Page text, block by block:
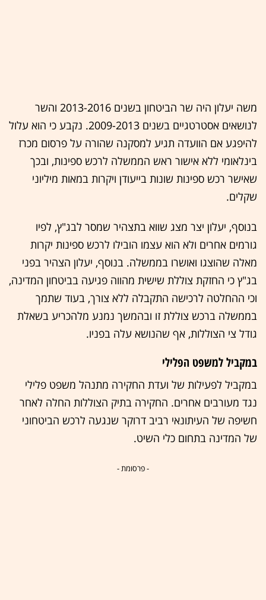
משה יעלון היה שר הביטחון בשנים 2013-2016 והשר
לנושאים אסטרטגיים בשנים 2009-2013. נקבע כי הוא עלול
להיפגע אם הוועדה תגיע למסקנה שהורה על פרסום מכרז
בינלאומי ללא אישור ראש הממשלה לרכש ספינות, ובכך
שאישר רכש ספינות שונות בייעודן ויקרות במאות מיליוני
שקלים.
בנוסף, יעלון יצר מצג שווא בתצהיר שמסר לבג"ץ, לפיו
גורמים אחרים ולא הוא עצמו הובילו לרכש ספינות יקרות
מאלה שהוצגו ואושרו בממשלה. בנוסף, יעלון הצהיר בפני
בג"ץ כי החזקת צוללת שישית מהווה פגיעה בביטחון המדינה,
וכי ההחלטה לרכישה התקבלה ללא צורך, בעוד שתמך
בממשלה ברכש צוללת זו ובהמשך נמנע מלהכריע בשאלת
גודל צי הצוללות, אף שהנושא עלה בפניו.
במקביל למשפט הפלילי
במקביל לפעילות של ועדת החקירה מתנהל משפט פלילי
נגד מעורבים אחרים. החקירה בתיק הצוללות החלה לאחר
חשיפה של העיתונאי רביב דרוקר שנגעה לרכש הביטחוני
של המדינה בתחום כלי השיט.
- פרסומת -